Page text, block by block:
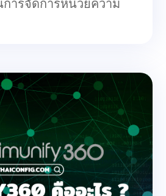
การจัดการหน่วยความ